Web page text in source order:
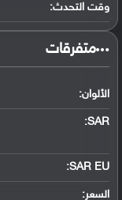
وقت التحدث:
‏متفرقات‏
الألوان:
SAR
:
SAR EU:
السعر: